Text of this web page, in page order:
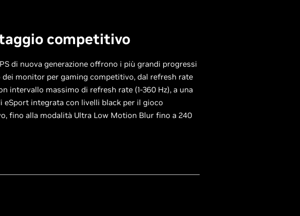
competitivo
di nuova generazione offrono i più grandi progressi
dei monitor per gaming competitivo, dal refresh rate
intervallo massimo di refresh rate (1-360 Hz), a una
eSport integrata con livelli black per il gioco
fino alla modalità Ultra Low Motion Blur fino a 240